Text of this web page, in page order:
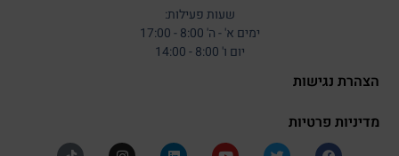
שעות פעילות:
ימים א' - ה' 8:00 - 17:00
יום ו' 8:00 - 14:00
הצהרת נגישות
מדיניות פרטיות